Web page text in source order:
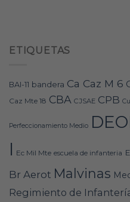
ETIQUETAS
BAI-11 bandera Ca Caz M 6
Caz Mte 18 CBA CJSAE CPB
Perfeccionamiento Medio
I Ec Mil Mte escuela de infanteria
Br Aerot Malvinas
Regimiento de